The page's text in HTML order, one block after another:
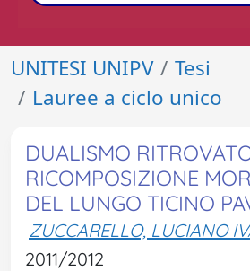
UNITESI UNIPV
Tesi
Lauree a ciclo unico
DUALISMO
RICOMPOSIZIONE
DEL LUNGO TICINO
ZUCCARELLO, LUCIANO
2011/2012